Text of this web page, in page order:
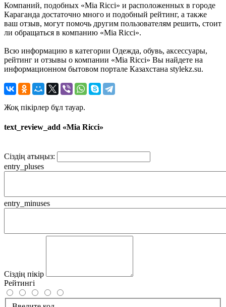
Компаний, подобных «Mia Ricci» и расположенных в городе
Караганда достаточно много и подобный рейтинг, а также
ваш отзыв, могут помочь другим пользователям решить, стоит
ли обращаться в компанию «Mia Ricci».
Всю информацию в категории Одежда, обувь, аксессуары,
рейтинг и отзывы о компании «Mia Ricci» Вы найдете на
информационном бытовом портале Казахстана stylekz.su.
Жоқ пікірлер бұл тауар.
text_review_add «Mia Ricci»
Сіздің атыңыз:
entry_pluses
entry_minuses
Сіздің пікір
Рейтингі